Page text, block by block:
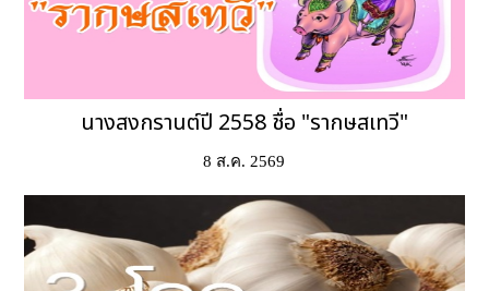
นางสงกรานต์ปี 2558 ชื่อ "รากษสเทวี"
8 ส.ค. 2569